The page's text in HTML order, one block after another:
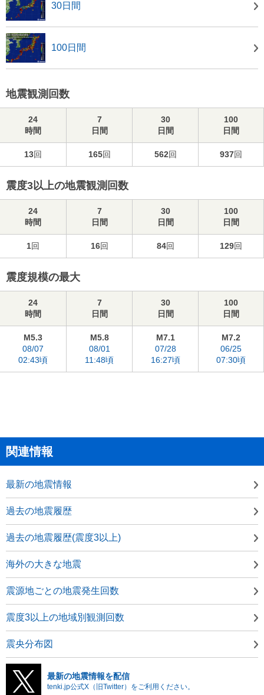
30日間
100日間
地震観測回数
24
時間
7
日間
30
日間
100
日間
13回 165回 562回 937回
震度3以上の地震観測回数
24
時間
7
日間
30
日間
100
日間
1回 16回 84回 129回
震度規模の最大
24
時間
7
日間
30
日間
100
日間
M5.3
08/07
02:43頃
M5.8
08/01
11:48頃
M7.1
07/28
16:27頃
M7.2
06/25
07:30頃
関連情報
最新の地震情報
過去の地震履歴
過去の地震履歴(震度3以上)
海外の大きな地震
震源地ごとの地震発生回数
震度3以上の地域別観測回数
震央分布図
最新の地震情報を配信
tenki.jp公式X（旧Twitter）をご利用ください。